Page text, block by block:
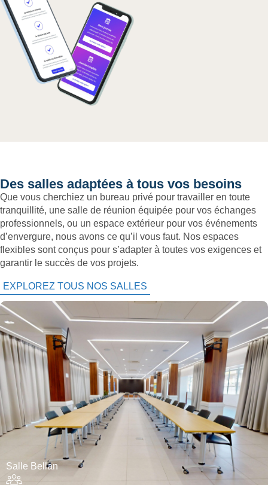
Des salles adaptées à tous vos besoins
Que vous cherchiez un bureau privé pour travailler en toute
tranquillité, une salle de réunion équipée pour vos échanges
professionnels, ou un espace extérieur pour vos événements
d’envergure, nous avons ce qu’il vous faut. Nos espaces
flexibles sont conçus pour s’adapter à toutes vos exigences et
garantir le succès de vos projets.
EXPLOREZ TOUS NOS SALLES
Salle Bellan